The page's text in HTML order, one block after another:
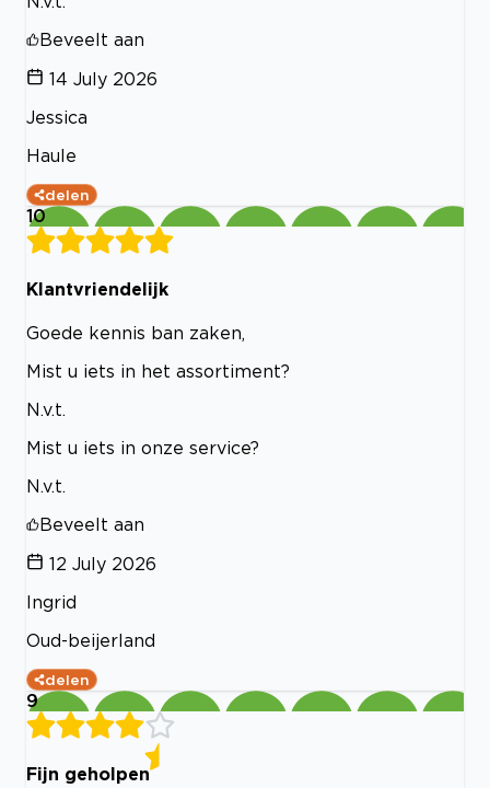
Beveelt aan
14 July 2026
Jessica
Haule
delen
10
Klantvriendelijk
Goede kennis ban zaken,
Mist u iets in het assortiment?
N.v.t.
Mist u iets in onze service?
N.v.t.
Beveelt aan
12 July 2026
Ingrid
Oud-beijerland
delen
9
Fijn geholpen